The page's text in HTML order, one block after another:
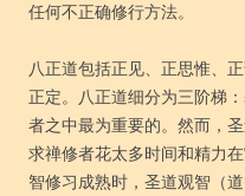
任何不正确修行方法。
八正道包括正见、正思惟、
正定。八正道细分为三阶梯
者之中最为重要的。然而，
求禅修者花太多时间和精力
智修习成熟时，圣道观智（